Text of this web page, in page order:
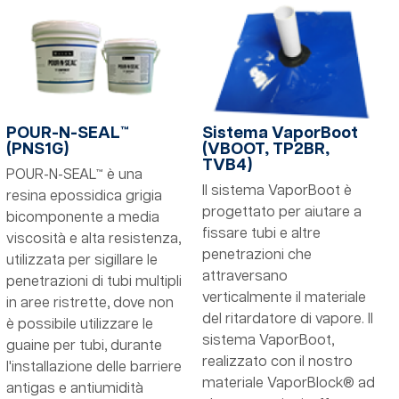
POUR-N-SEAL™
(PNS1G)
POUR-N-SEAL™ è una
resina epossidica grigia
bicomponente a media
viscosità e alta resistenza,
utilizzata per sigillare le
penetrazioni di tubi multipli
in aree ristrette, dove non
è possibile utilizzare le
guaine per tubi, durante
l'installazione delle barriere
antigas e antiumidità
Sistema VaporBoot
(VBOOT, TP2BR,
TVB4)
Il sistema VaporBoot è
progettato per aiutare a
fissare tubi e altre
penetrazioni che
attraversano
verticalmente il materiale
del ritardatore di vapore. Il
sistema VaporBoot,
realizzato con il nostro
materiale VaporBlock® ad